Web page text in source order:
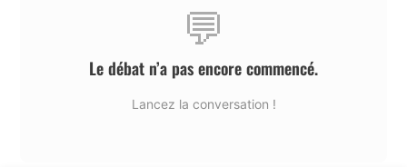
💬
Le débat n’a pas encore commencé.
Lancez la conversation !